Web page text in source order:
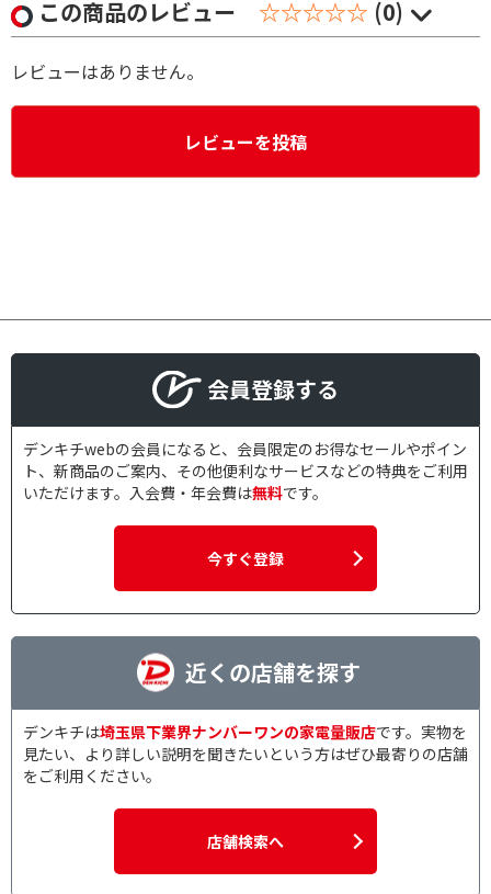
この商品のレビュー ☆☆☆☆☆ (0)
レビューはありません。
レビューを投稿
会員登録する
デンキチwebの会員になると、会員限定のお得なセールやポイン
ト、新商品のご案内、その他便利なサービスなどの特典をご利用
いただけます。入会費・年会費は無料です。
今すぐ登録
近くの店舗を探す
デンキチは埼玉県下業界ナンバーワンの家電量販店です。実物を
見たい、より詳しい説明を聞きたいという方はぜひ最寄りの店舗
をご利用ください。
店舗検索へ